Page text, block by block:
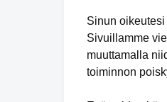
Sinun oikeutesi
Sivuillamme
muuttamalla
toiminnon